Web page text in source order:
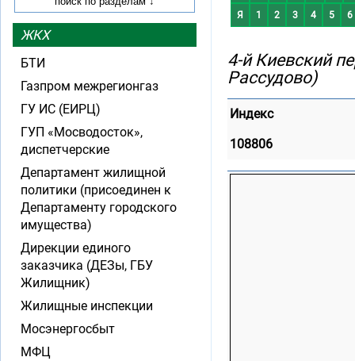
Я 1 2 3 4 5 6
4-й Киевский
Рассудово)
Индекс
108806
ЖКХ
БТИ
Газпром межрегионгаз
ГУ ИС (ЕИРЦ)
ГУП «Мосводосток»,
диспетчерские
Департамент жилищной
политики (присоединен к
Департаменту городского
имущества)
Дирекции единого
заказчика (ДЕЗы, ГБУ
Жилищник)
Жилищные инспекции
Мосэнергосбыт
МФЦ